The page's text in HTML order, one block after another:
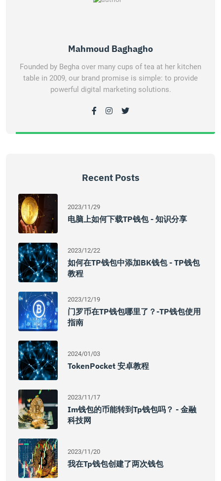
Mahmoud Baghagho
Founded by Begha over many cups of tea at her kitchen
table in 2009, our brand promise is simple: to provide
powerful digital marketing solutions.
Recent Posts
2023/11/29
电脑上如何下载TP钱包 - 知识分享
2023/12/22
如何在TP钱包中添加BK钱包 - TP钱包
教程
2023/12/19
门罗币在TP钱包哪里了？-TP钱包使用
指南
2024/01/03
TokenPocket 安卓教程
2023/11/17
Im钱包的币能转到tp钱包吗？ - 金融
科技网
2023/11/20
我在tp钱包创建了两次钱包